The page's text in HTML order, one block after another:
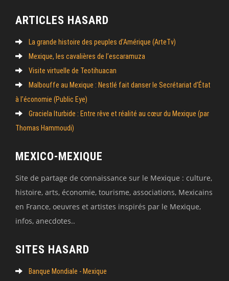
ARTICLES HASARD
La grande histoire des peuples d’Amérique (ArteTv)
Mexique, les cavalières de l’escaramuza
Visite virtuelle de Teotihuacan
Malbouffe au Mexique : Nestlé fait danser le Secrétariat d’État
à l’économie (Public Eye)
Graciela Iturbide : Entre rêve et réalité au cœur du Mexique (par
Thomas Hammoudi)
MEXICO-MEXIQUE
Site de partage de connaissance sur le Mexique : culture,
histoire, arts, économie, tourisme, associations, Mexicains
en France, oeuvres et artistes inspirés par le Mexique,
infos, anecdotes..
SITES HASARD
Banque Mondiale - Mexique